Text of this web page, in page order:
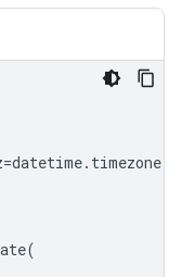
=datetime. timezone
(